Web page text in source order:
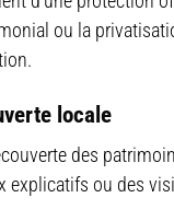
ou la
locale
des
explicatifs ou des